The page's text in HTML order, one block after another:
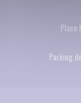
Place
Parking